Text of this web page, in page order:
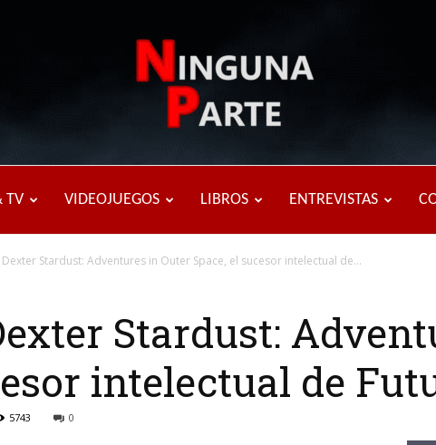
TV VIDEOJUEGOS LIBROS ENTREVISTAS
Stardust: Adventures in Outer Space, el sucesor intelectual de...
Stardust:
intelectual de
5743 0